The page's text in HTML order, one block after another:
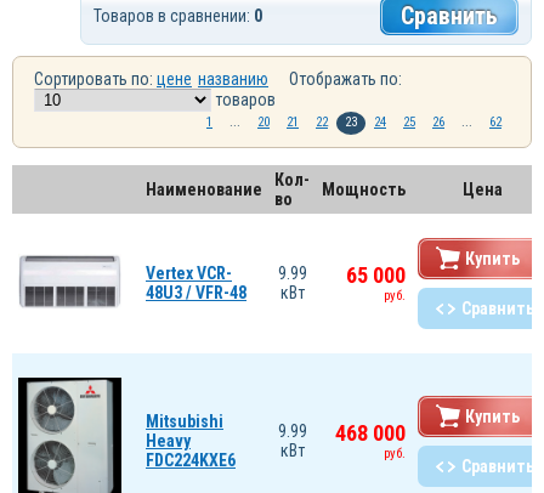
Сравнить
Товаров в сравнении: 0
Сортировать по: цене названию
Отображать по:
товаров
1 ... 20 21 22 23 24 25 26 ... 62
Наименование
Кол-
во
Мощность Цена
Vertex VCR-
48U3 / VFR-48
9.99
кВт
65 000
руб.
Купить
Сравнить
Mitsubishi
Heavy
FDC224KXE6
9.99
кВт
468 000
руб.
Купить
Сравнить